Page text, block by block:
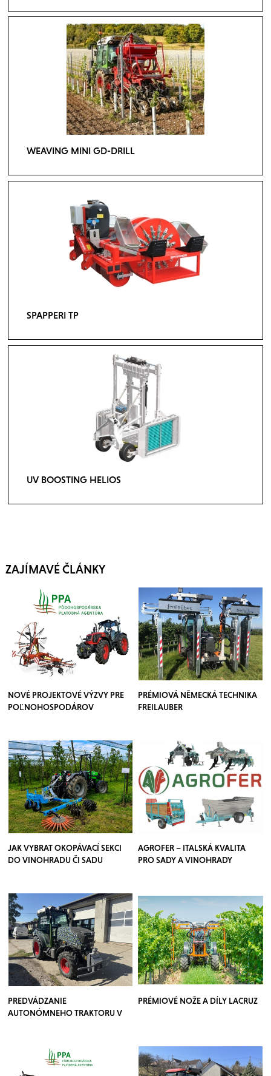
WEAVING MINI GD-DRILL
SPAPPERI TP
UV BOOSTING HELIOS
ZAJÍMAVÉ ČLÁNKY
NOVÉ PROJEKTOVÉ VÝZVY PRE
POĽNOHOSPODÁROV
PRÉMIOVÁ NĚMECKÁ TECHNIKA
FREILAUBER
JAK VYBRAT OKOPÁVACÍ SEKCI
DO VINOHRADU ČI SADU
AGROFER – ITALSKÁ KVALITA
PRO SADY A VINOHRADY
PREDVÁDZANIE
AUTONÓMNEHO TRAKTORU V
PRÉMIOVÉ NOŽE A DÍLY LACRUZ